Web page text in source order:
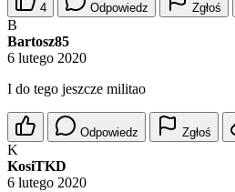
4 Odpowiedz Zgłoś
B
Bartosz85
6 lutego 2020
I do tego jeszcze militao
Odpowiedz Zgłoś
K
KosiTKD
6 lutego 2020